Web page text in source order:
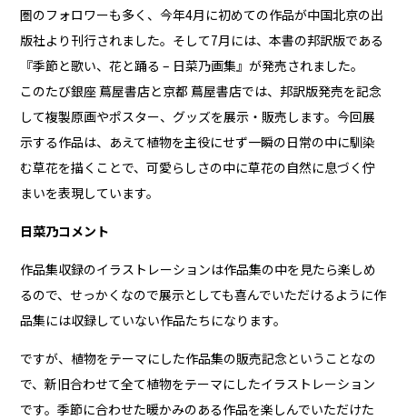
圏のフォロワーも多く、今年4月に初めての作品が中国北京の出
版社より刊行されました。そして7月には、本書の邦訳版である
『季節と歌い、花と踊る – 日菜乃画集』が発売されました。
このたび銀座 蔦屋書店と京都 蔦屋書店では、邦訳版発売を記念
して複製原画やポスター、グッズを展示・販売します。今回展
示する作品は、あえて植物を主役にせず一瞬の日常の中に馴染
む草花を描くことで、可愛らしさの中に草花の自然に息づく佇
まいを表現しています。
日菜乃コメント
作品集収録のイラストレーションは作品集の中を見たら楽しめ
るので、せっかくなので展示としても喜んでいただけるように作
品集には収録していない作品たちになります。
ですが、植物をテーマにした作品集の販売記念ということなの
で、新旧合わせて全て植物をテーマにしたイラストレーション
です。季節に合わせた暖かみのある作品を楽しんでいただけた